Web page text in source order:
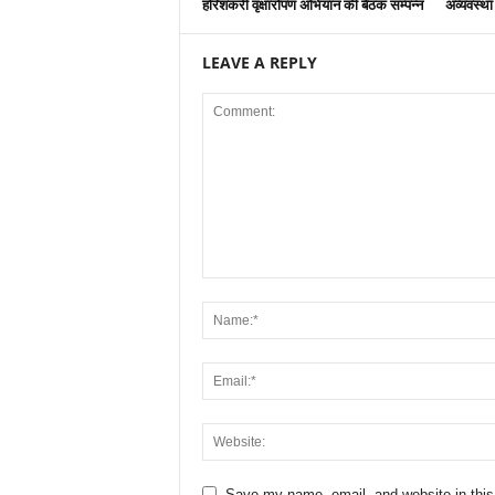
हरिशंकरी वृक्षारोपण अभियान की बैठक सम्पन्न
अव्यवस्था
LEAVE A REPLY